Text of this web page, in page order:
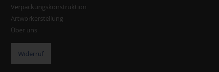
Verpackungskonstruktion
Artworkerstellung
Über uns
Widerruf